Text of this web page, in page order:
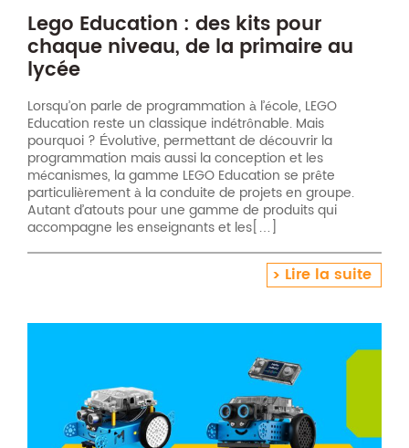
Lego Education : des kits pour
chaque niveau, de la primaire au
lycée
Lorsqu’on parle de programmation à l’école, LEGO
Education reste un classique indétrônable. Mais
pourquoi ? Évolutive, permettant de découvrir la
programmation mais aussi la conception et les
mécanismes, la gamme LEGO Education se prête
particulièrement à la conduite de projets en groupe.
Autant d’atouts pour une gamme de produits qui
accompagne les enseignants et les[…]
Lire la suite